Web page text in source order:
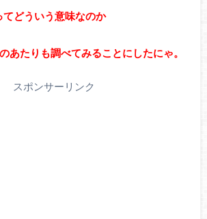
てどういう意味なのか
あたりも調べてみることにしたにゃ。
スポンサーリンク